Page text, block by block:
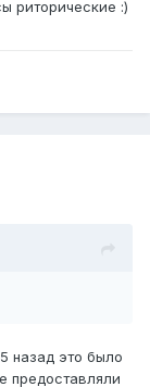
риторические :)
назад это было
предоставляли